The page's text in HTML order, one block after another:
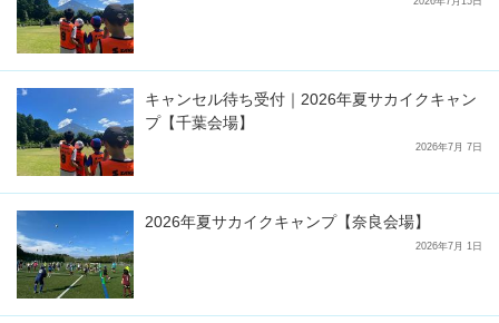
キャンセル待ち受付｜2026年夏サカイクキャン
プ【千葉会場】
2026年7月 7日
2026年夏サカイクキャンプ【奈良会場】
2026年7月 1日